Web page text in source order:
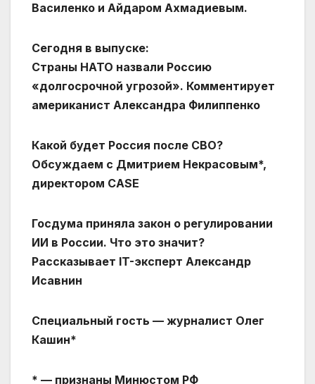
Василенко и Айдаром Ахмадиевым.
Сегодня в выпуске:
Страны НАТО назвали Россию
«долгосрочной угрозой». Комментирует
американист Александра Филиппенко
Какой будет Россия после СВО?
Обсуждаем с Дмитрием Некрасовым*,
директором CASE
Госдума приняла закон о регулировании
ИИ в России. Что это значит?
Рассказывает IT-эксперт Александр
Исавнин
Специальный гость — журналист Олег
Кашин* ‪‬
* — признаны Минюстом РФ